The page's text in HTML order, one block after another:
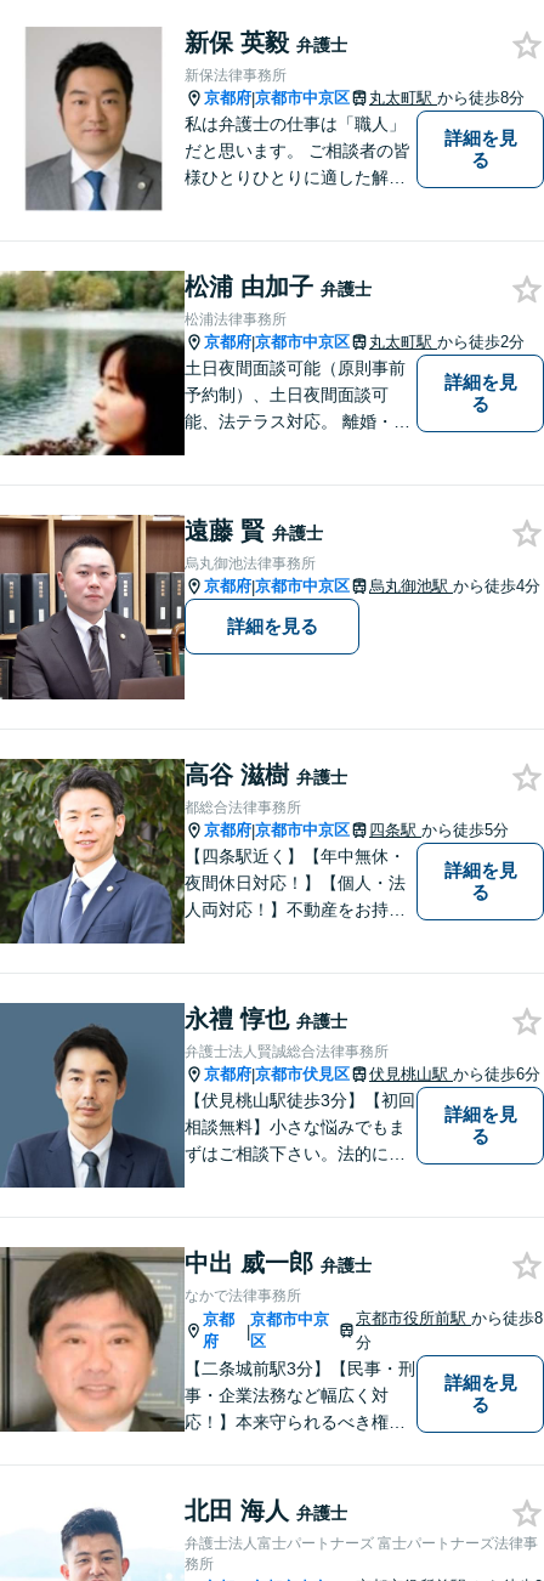
新保 英毅 弁護士
新保法律事務所
京都府|京都市中京区 丸太町駅 から徒歩8分
私は弁護士の仕事は「職人」
だと思います。 ご相談者の皆
様ひとりひとりに適した解決
詳細を見
る
松浦 由加子 弁護士
松浦法律事務所
京都府|京都市中京区 丸太町駅 から徒歩2分
土日夜間面談可能（原則事前
予約制）、土日夜間面談可
能、法テラス対応。 離婚・借
問題・クレーマー対応など事
業者様にも広く対応しており
ます。お気軽にご相談くださ
い。
詳細を見
る
遠藤 賢 弁護士
烏丸御池法律事務所
京都府|京都市中京区 烏丸御池駅 から徒歩4分
詳細を見る
高谷 滋樹 弁護士
都総合法律事務所
京都府|京都市中京区 四条駅 から徒歩5分
【四条駅近く】【年中無休・
夜間休日対応！】【個人・法
人両対応！】不動産をお持ち
【24時間予約受付】【出張相
談可能】【弁護士保険（特
約）全社対応いたします】
詳細を見
る
永禮 惇也 弁護士
弁護士法人賢誠総合法律事務所
京都府|京都市伏見区 伏見桃山駅 から徒歩6分
【伏見桃山駅徒歩3分】【初回
相談無料】小さな悩みでもま
ずはご相談下さい。法的に無
／相続／企業法務など幅広く
対応可能。【休日・夜間対応
可】
詳細を見
る
中出 威一郎 弁護士
なかで法律事務所
京都
府
|
京都市中京
区
京都市役所前駅から徒歩8
分
【二条城前駅3分】【民事・刑
事・企業法務など幅広く対
応！】本来守られるべき権
弁護してまいります。お一人
お一人の心情に寄り添いま
す。まずはご相談ください。
詳細を見
る
北田 海人 弁護士
弁護士法人富士パートナーズ 富士パートナーズ法律事
務所